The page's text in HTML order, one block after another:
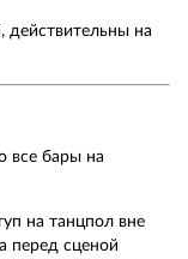
действительны на
все бары на
на танцпол вне
перед сценой